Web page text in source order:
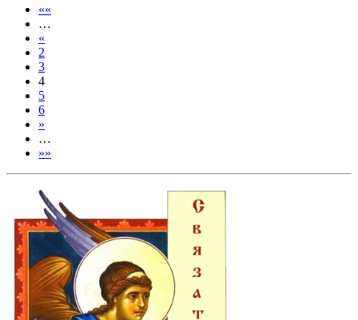
««
…
«
2
3
4
5
6
»
…
»»